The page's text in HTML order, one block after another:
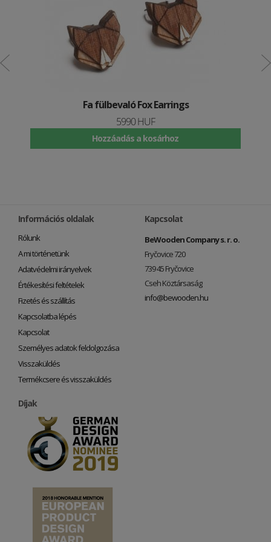
Fa fülbevaló Fox Earrings
5990 HUF
Hozzáadás a kosárhoz
Információs oldalak
Rólunk
A mi történetünk
Adatvédelmi irányelvek
Értékesítési feltételek
Fizetés és szállítás
Kapcsolatba lépés
Kapcsolat
Személyes adatok feldolgozása
Visszaküldés
Termékcsere és visszaküldés
Kapcsolat
BeWooden Company s. r. o.
Fryčovice 720
739 45 Fryčovice
Cseh Köztársaság
info@bewooden.hu
Díjak